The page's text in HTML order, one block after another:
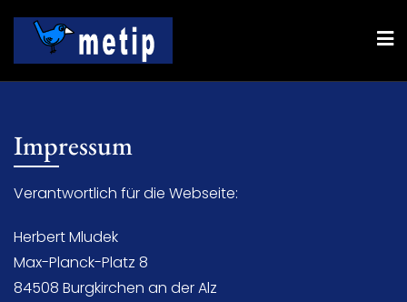
content
Impressum
Verantwortlich für die Webseite:
Herbert Mludek
Max-Planck-Platz 8
84508 Burgkirchen an der Alz